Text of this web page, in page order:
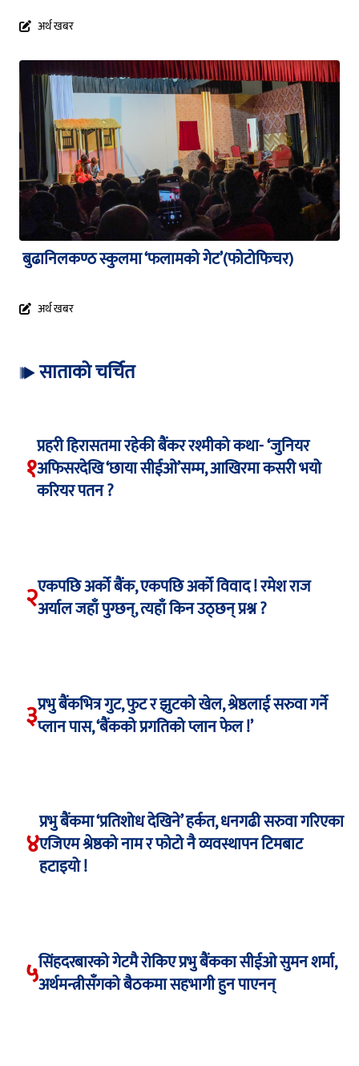
अर्थ खबर
बुढानिलकण्ठ स्कुलमा ‘फलामको गेट’(फोटोफिचर)
अर्थ खबर
साताको चर्चित
१
प्रहरी हिरासतमा रहेकी बैंकर रश्मीको कथा- ‘जुनियर
अफिसरदेखि ‘छाया सीईओ’सम्म, आखिरमा कसरी भयो
करियर पतन ?
२एकपछि अर्को बैंक, एकपछि अर्को विवाद ! रमेश राज
अर्याल जहाँ पुग्छन्, त्यहाँ किन उठ्छन् प्रश्न ?
३प्रभु बैंकभित्र गुट, फुट र झुटको खेल, श्रेष्ठलाई सरुवा गर्ने
प्लान पास, ‘बैंकको प्रगतिको प्लान फेल !’
४
प्रभु बैंकमा ‘प्रतिशोध देखिने’ हर्कत, धनगढी सरुवा गरिएका
एजिएम श्रेष्ठको नाम र फोटो नै व्यवस्थापन टिमबाट
हटाइयो !
५सिंहदरबारको गेटमै रोकिए प्रभु बैंकका सीईओ सुमन शर्मा,
अर्थमन्त्रीसँगको बैठकमा सहभागी हुन पाएनन्